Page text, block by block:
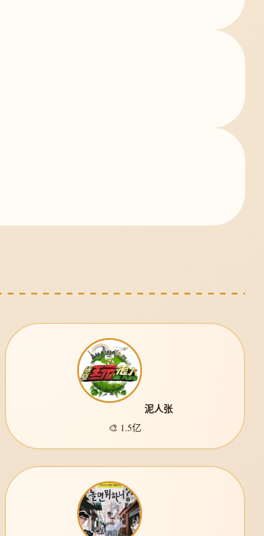
泥人张
🎨 1.5亿